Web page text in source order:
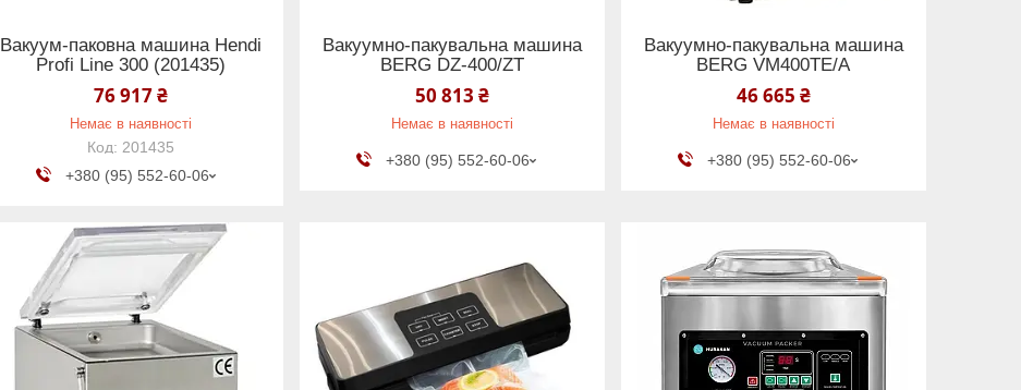
Вакуум-паковна машина Hendi
Profi Line 300 (201435)
76 917 ₴
Немає в наявності
201435
+380 (95) 552-60-06
Вакуумно-пакувальна машина
BERG DZ-400/ZT
50 813 ₴
Немає в наявності
+380 (95) 552-60-06
Вакуумно-пакувальна машина
BERG VM400TE/A
46 665 ₴
Немає в наявності
+380 (95) 552-60-06